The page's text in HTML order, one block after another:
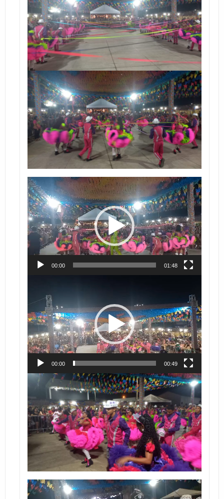
Tocador
de
vídeo
00:00 01:48
vídeo
00:00 00:49
Tocador
de